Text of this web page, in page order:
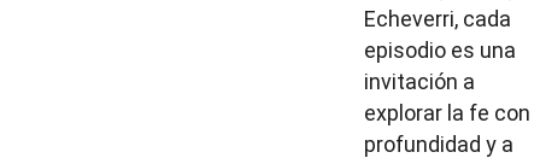
Echeverri, cada
episodio es una
invitación a
explorar la fe con
profundidad y a